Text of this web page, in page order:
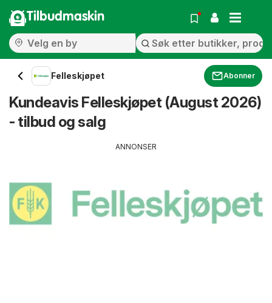
Tilbudmaskin
Felleskjøpet Abonner
Kundeavis Felleskjøpet (August 2026)
- tilbud og salg
ANNONSER